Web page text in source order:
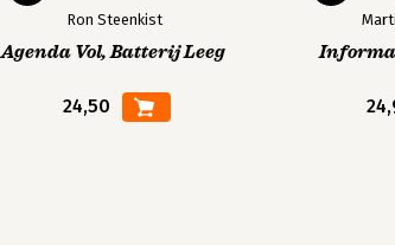
Ron Steenkist
Agenda Vol, Batterij Leeg
24,50